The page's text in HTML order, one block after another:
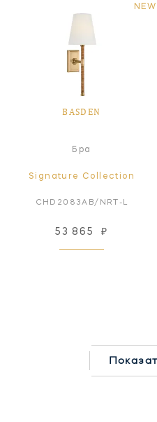
NEW
BASDEN
Бра
Signature Collection
CHD2083AB/NRT-L
53 865 ₽